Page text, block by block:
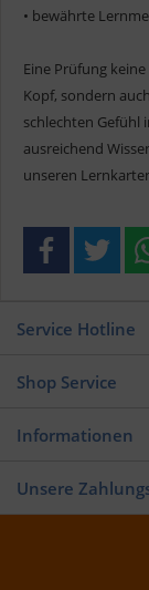
• bewährte
Eine Prüfung
Kopf, sondern
schlechten Gefühl
ausreichend
unseren
Service Hotline
Shop Service
Informationen
Unsere